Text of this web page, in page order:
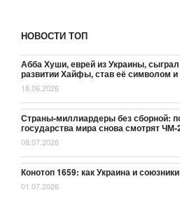
НОВОСТИ ТОП
Абба Хуши, еврей из Украины,
развитии Хайфы, став её символом и
18.06.2026
Страны-миллиардеры без сборной:
государства мира снова смотрят
08.07.2026
Конотоп 1659: как Украина и
01.07.2026